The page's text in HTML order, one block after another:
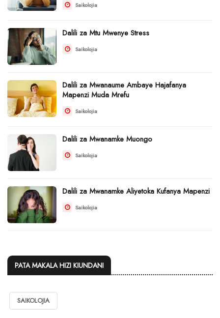
Saikolojia
Dalili za Mtu Mwenye Stress
Saikolojia
Dalili za Mwanaume Ambaye Hajafanya
Mapenzi Muda Mrefu
Saikolojia
Dalili za Mwanamke Muongo
Saikolojia
Dalili za Mwanamke Aliyetoka Kufanya Mapenzi
Saikolojia
PATA MAKALA HIZI KIUNDANI
SAIKOLOJIA